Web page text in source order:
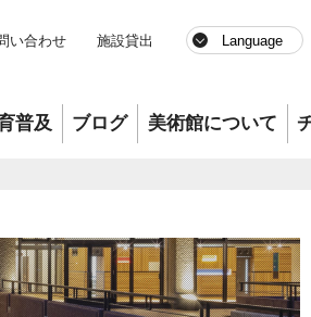
い合わせ 施設貸出
普及 美術館について
ブログ